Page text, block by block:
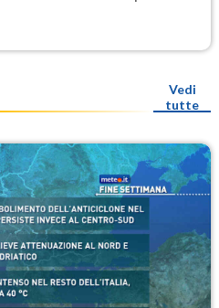
Vedi
tutte